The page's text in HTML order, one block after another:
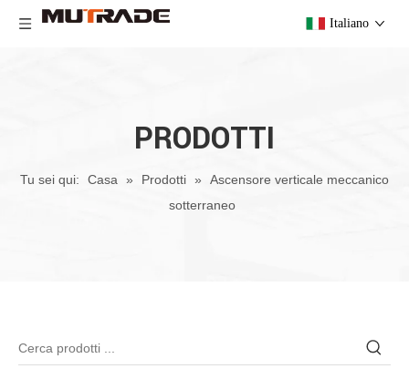
Italiano
PRODOTTI
Tu sei qui: Casa » Prodotti » Ascensore verticale meccanico
sotterraneo